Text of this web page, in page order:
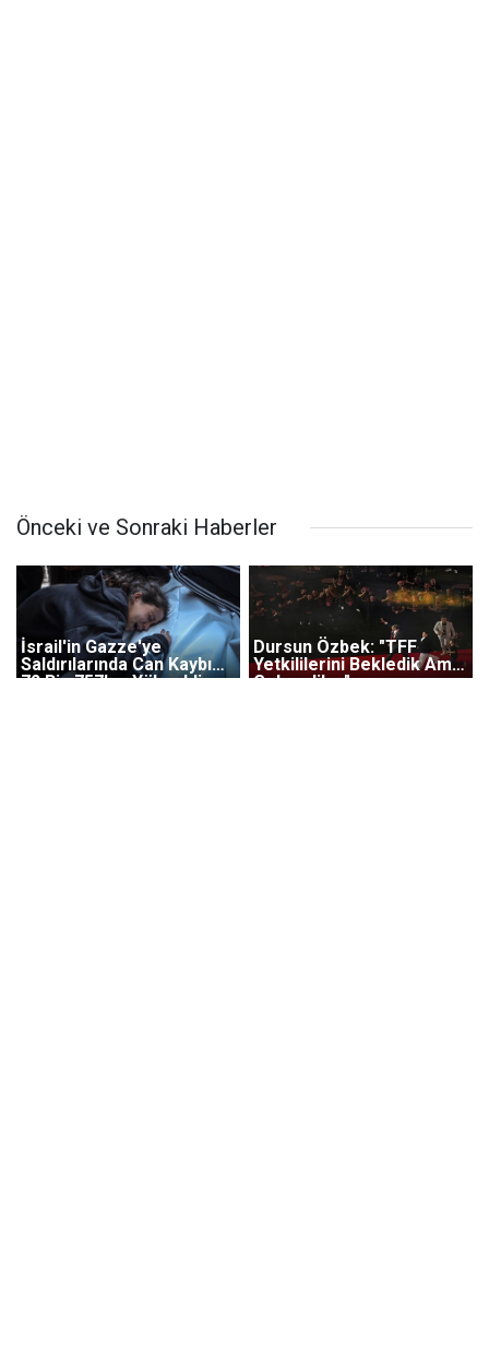
Önceki ve Sonraki Haberler
İsrail'in Gazze'ye
Saldırılarında Can Kaybı
72 Bin 757'ye Yükseldi
Dursun Özbek: "TFF
Yetkililerini Bekledik Ama
Gelmediler"